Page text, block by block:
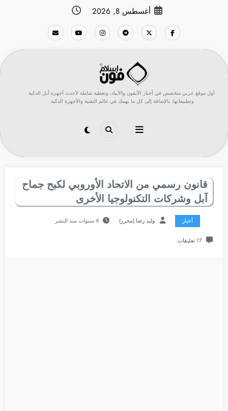
أغسطس 8, 2026
أول موقع عربي متخصص في أخبار الآيفون والآيباد، وتغطية شاملة لأحدث أجهزة أبل الذكية
وتطبيقاتها، بالإضافة إلى كل ما يهمك في عالم التقنية والأجهزة الذكية.
قانون رسمي من الاتحاد الأوروبي لكبح جماح
آبل وشركات التكنولوجيا الأخرى
أخبار وليد رضا (محرر) 4 سنوات منذ النشر
17 تعليقات